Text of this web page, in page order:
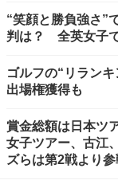
“笑顔と勝負強さ”
判は？ 全英女子
ゴルフの“リラン
出場権獲得も
賞金総額は日本ツ
女子ツアー、古江
ズらは第2戦より参